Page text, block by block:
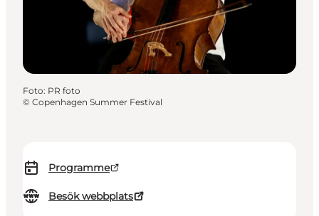
Programme
Besök webbplats
Foto: PR foto
© Copenhagen Summer Festival